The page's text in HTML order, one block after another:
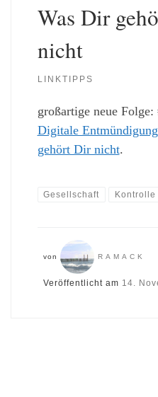
Was Dir
nicht
LINKTIPPS
großartige neue Folge:
Digitale
gehört Dir nicht.
Gesellschaft Kontrolle
von RAMACK
Veröffentlicht am 14.